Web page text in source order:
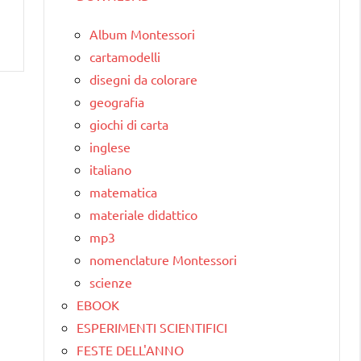
Album Montessori
cartamodelli
disegni da colorare
geografia
giochi di carta
inglese
italiano
matematica
materiale didattico
mp3
nomenclature Montessori
scienze
EBOOK
ESPERIMENTI SCIENTIFICI
FESTE DELL'ANNO